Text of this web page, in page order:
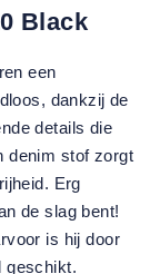
Black
een
dankzij de
details die
denim stof zorgt
Erg
de slag bent!
is hij door
geschikt.